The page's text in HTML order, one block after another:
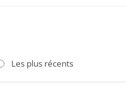
Les plus récents